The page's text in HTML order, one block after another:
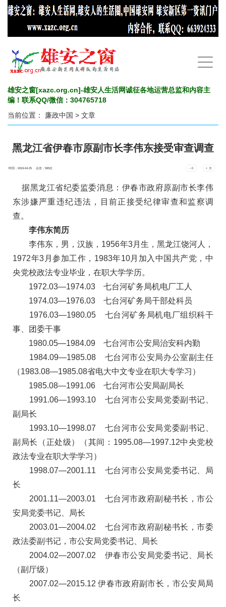
手
机
航
雄安之窗[xazc.org.cn]-雄安人生活网诚征各地运营总监和内容主
编！联系QQ/微信：304765718
当前位置： 廉政中国 > 文章
黑龙江省伊春市原副市长李伟东接受审查调查
时间：2019-04-25 点击：595次 - 小 + 大
据黑龙江省纪委监委消息：伊春市政府原副市长李伟
东涉嫌严重违纪违法，目前正接受纪律审查和监察调
查。
李伟东简历
李伟东，男，汉族，1956年3月生，黑龙江饶河人，
1972年3月参加工作，1983年10月加入中国共产党，中
央党校政法专业毕业，在职大学学历。
1972.03—1974.03 七台河矿务局机电厂工人
1974.03—1976.03 七台河矿务局干部处科员
1976.03—1980.05 七台河矿务局机电厂组织科干
事、团委干事
1980.05—1984.09 七台河市公安局治安科内勤
1984.09—1985.08 七台河市公安局办公室副主任
（1983.08—1985.08省电大中文专业在职大专学习）
1985.08—1991.06 七台河市公安局副局长
1991.06—1993.10 七台河市公安局党委副书记、
副局长
1993.10—1998.07 七台河市公安局党委副书记、
副局长（正处级）（其间：1995.08—1997.12中央党校
政法专业在职大学学习）
1998.07—2001.11 七台河市公安局党委书记、局
长
2001.11—2003.01 七台河市政府副秘书长，市公
安局党委书记、局长
2003.01—2004.02 七台河市政府副秘书长，市委
政法委副书记，市公安局党委书记、局长
2004.02—2007.02 伊春市公安局党委书记、局长
（副厅级）
2007.02—2015.12 伊春市政府副市长，市公安局局
长